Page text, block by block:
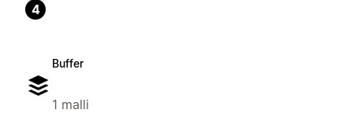
4
Buffer
1 malli